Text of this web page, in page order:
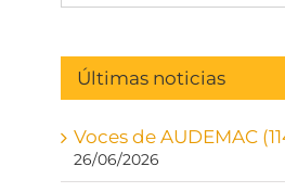
Últimas noticias
Voces de AUDEMAC
26/06/2026